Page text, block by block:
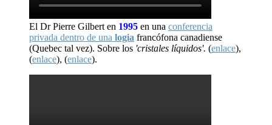
El Dr Pierre Gilbert en 1995 en una conferencia
privada dentro de una logia francófona canadiense
(Quebec tal vez). Sobre los 'cristales líquidos'. (enlace),
(enlace), (enlace).